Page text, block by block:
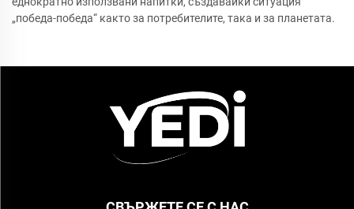
„победа-победа“ както за потребителите, така и за планетата.